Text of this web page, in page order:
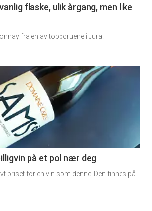
flaske, ulik årgang, men like
fra en av toppcruene i Jura.
på et pol nær deg
priset for en vin som denne. Den finnes på